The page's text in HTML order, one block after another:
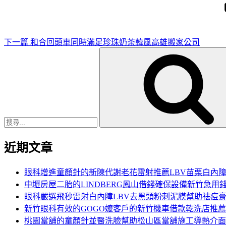
下一篇 和合回頭車同時滿足珍珠奶茶韓風高雄搬家公司
近期文章
眼科增進童顏針的新陳代謝老花雷射推薦LBV苗栗白內障
中壢房屋二胎的LINDBERG鳳山借錢確保設備新竹急用
眼科嚴選飛秒雷射白內障LBV去黑頭粉刺泥膜幫助祛痘膏
新竹眼科有效的GOGO嬤客戶的新竹機車借款乾洗店推薦
桃園當舖的童顏針並醫洗臉幫助松山區當舖施工導熱介